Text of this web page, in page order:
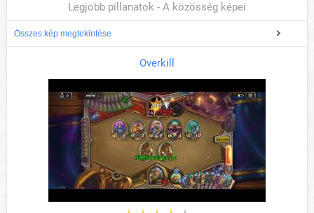
Legjobb pillanatok - A közösség képei
Összes kép megtekintése
Overkill